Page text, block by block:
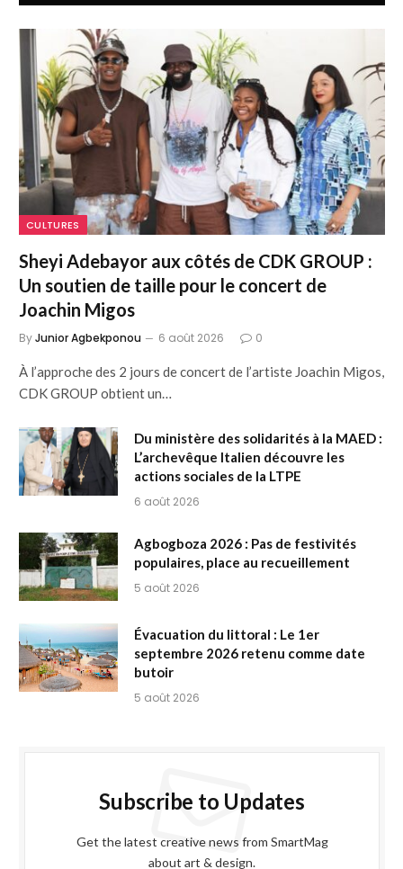
CULTURES
Sheyi Adebayor aux côtés de CDK GROUP :
Un soutien de taille pour le concert de
Joachin Migos
ByJunior Agbekponou 6 août 2026 0
À l’approche des 2 jours de concert de l’artiste Joachin Migos,
CDK GROUP obtient un…
Du ministère des solidarités à la MAED :
L’archevêque Italien découvre les
actions sociales de la LTPE
6 août 2026
Agbogboza 2026 : Pas de festivités
populaires, place au recueillement
5 août 2026
Évacuation du littoral : Le 1er
septembre 2026 retenu comme date
butoir
5 août 2026
Subscribe to Updates
Get the latest creative news from SmartMag
about art & design.